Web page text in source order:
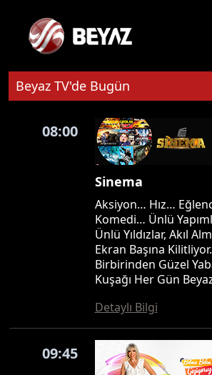
Beyaz TV'de Bugün
08:00
Sinema
Aksiyon… Hız…
Komedi… Ünlü
Ünlü Yıldızlar, Akıl
Ekran Başına
Birbirinden Güzel
Kuşağı Her Gün
Detaylı Bilgi
09:45